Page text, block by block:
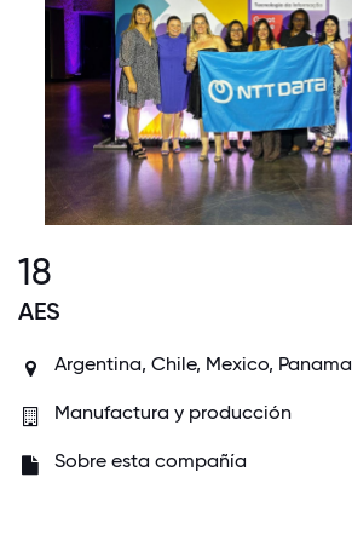
18
AES
Argentina, Chile, Mexico, Panama
Manufactura y producción
Sobre esta compañía